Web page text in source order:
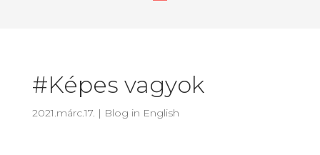
#Képes vagyok
2021.márc.17. | Blog in English